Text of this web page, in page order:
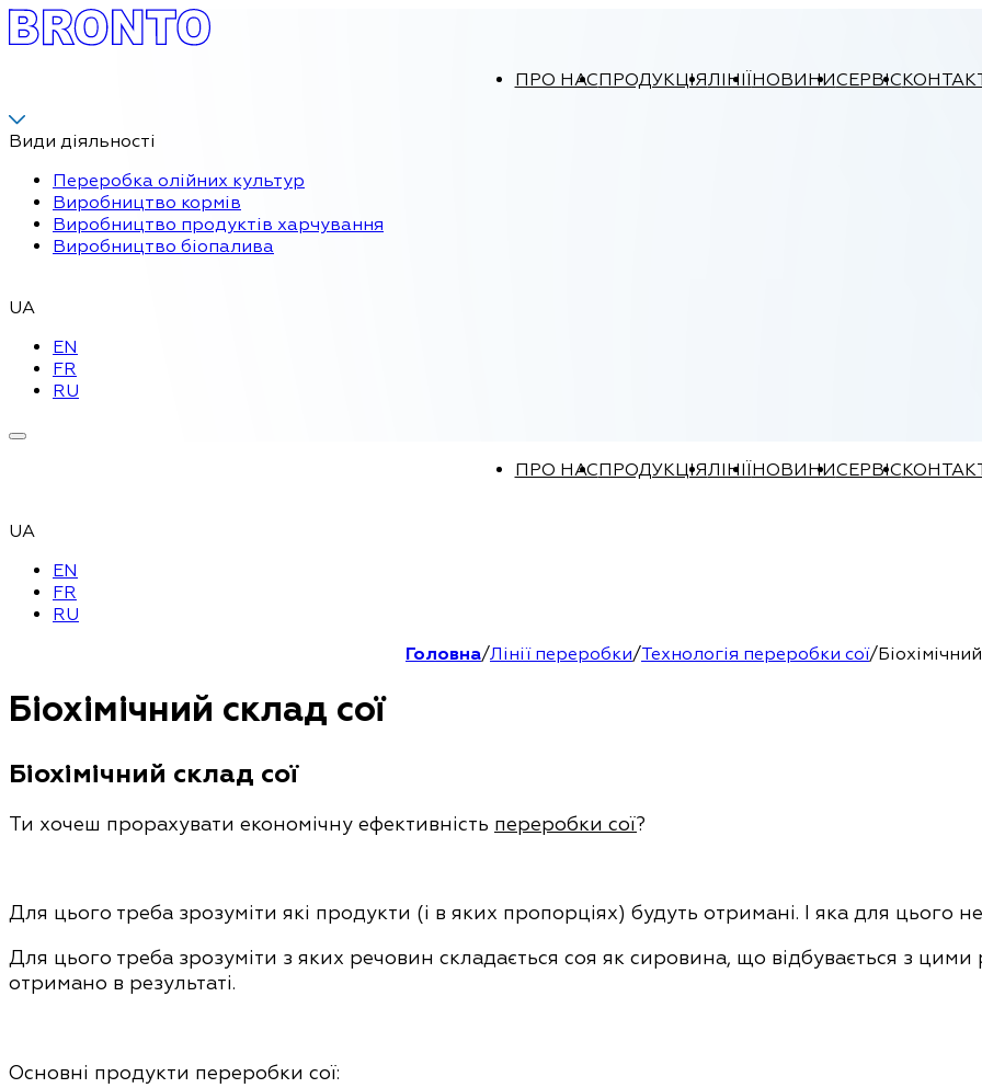
ПРО НАСПРОДУКЦІЯЛІНІЇНОВИНИСЕРВІС
Види діяльності
Переробка олійних культур
Виробництво кормів
Виробництво продуктів харчування
Виробництво біопалива
UA
EN
FR
RU
ПРО НАСПРОДУКЦІЯЛІНІЇНОВИНИСЕРВІС
UA
EN
FR
RU
Головна/Лінії переробки/Технологія переробки сої/
Біохімічний склад сої
Біохімічний склад сої
Ти хочеш прорахувати економічну ефективність переробки сої?
Для цього треба зрозуміти які продукти (і в яких пропорціях) будуть отримані. І яка для цього
Для цього треба зрозуміти з яких речовин складається соя як сировина, що відбувається з
отримано в результаті.
Основні продукти переробки сої: